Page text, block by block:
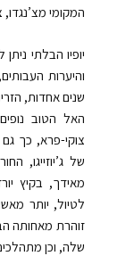
המקומי מצ’נגדו,
יופיו הבלתי
והיערות
שנים אחדות,
האל הטוב
צוקי-פרא, כך
של ג’יוזייגו,
מאידך, בקיץ
לטיול, יותר
זוהרת מאחותה
שלה, וכן